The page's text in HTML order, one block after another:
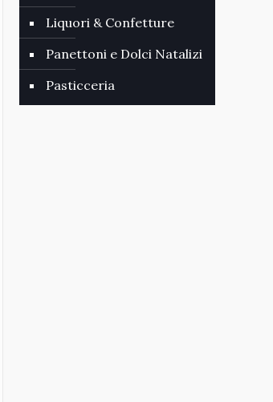
Liquori & Confetture
Panettoni e Dolci Natalizi
Pasticceria